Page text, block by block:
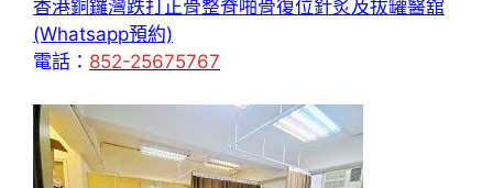
香港銅鑼灣跌打正骨整脊啪骨復位針炙及拔罐醫舘
(Whatsapp預約)
電話： 852-25675767